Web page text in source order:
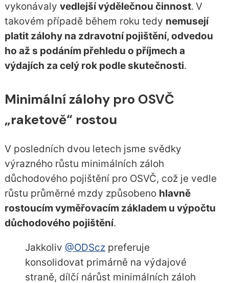
vykonávaly vedlejší výdělečnou činnost. V
takovém případě během roku tedy nemusejí
platit zálohy na zdravotní pojištění, odvedou
ho až s podáním přehledu o příjmech a
výdajích za celý rok podle skutečnosti.
Minimální zálohy pro OSVČ
„raketově“ rostou
V posledních dvou letech jsme svědky
výrazného růstu minimálních záloh
důchodového pojištění pro OSVČ, což je vedle
růstu průměrné mzdy způsobeno hlavně
rostoucím vyměřovacím základem u výpočtu
důchodového pojištění.
Jakkoliv @ODSczpreferuje
konsolidovat primárně na výdajové
straně, dílčí nárůst minimálních záloh